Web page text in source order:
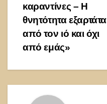
καραντίνες – Η
θνητότητα
από τον ιό και όχι
από εμάς»